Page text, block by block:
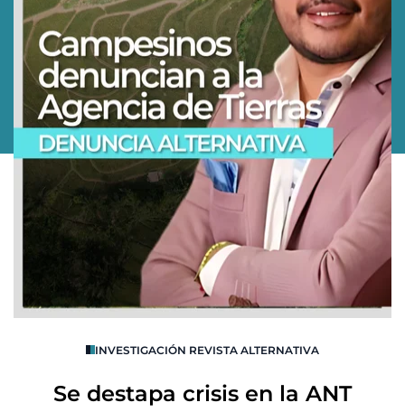
INVESTIGACIÓN REVISTA ALTERNATIVA
Se destapa crisis en la ANT